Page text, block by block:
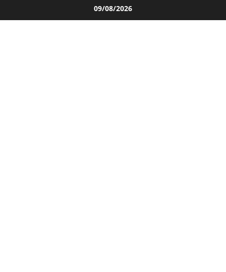
al
09/08/2026